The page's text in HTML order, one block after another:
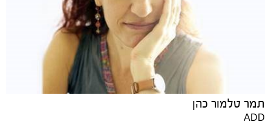
תמר טלמור כהן
ADD